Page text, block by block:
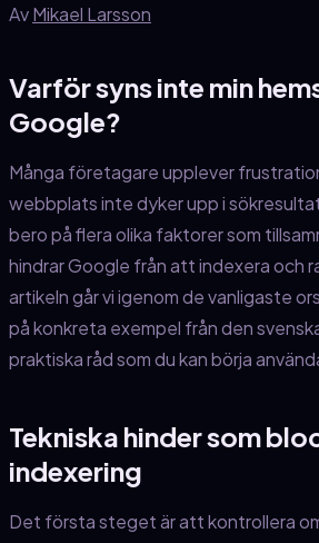
AvMikael Larsson
Varför syns inte min
Google?
Många företagare upplever
webbplats inte dyker upp i
bero på flera olika faktorer som
hindrar Google från att indexera och
artikeln går vi igenom de vanligaste
på konkreta exempel från den
praktiska råd som du kan börja
Tekniska hinder som
indexering
Det första steget är att kontrollera